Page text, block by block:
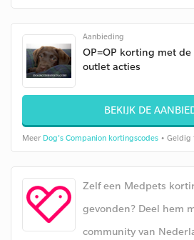
Aanbieding
OP=OP korting met
outlet acties
BEKIJK DE
Meer Dog's Companion kortingscodes • Geldig
Zelf een Medpets
gevonden? Deel hem
community van